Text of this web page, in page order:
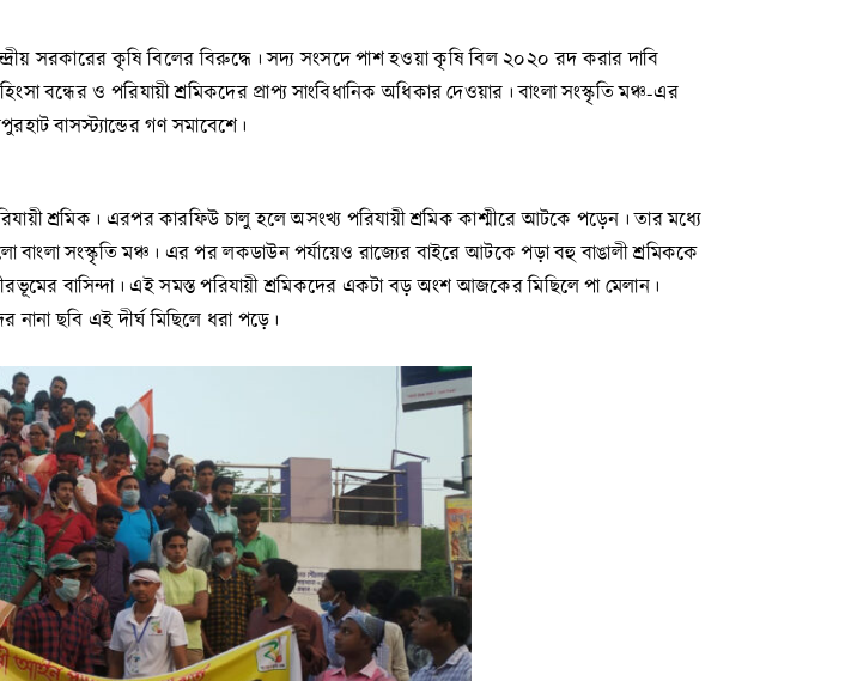
সরকারের কৃষি বিলের বিরুদ্ধে। সদ্য সংসদে পাশ হওয়া কৃষি বিল ২০২০ রদ করার দাবি
বন্ধের ও পরিযায়ী শ্রমিকদের প্রাপ্য সাংবিধানিক অধিকার দেওয়ার। বাংলা সংস্কৃতি মঞ্চ-এর
বাসস্ট্যান্ডের গণ সমাবেশে।
শ্রমিক। এরপর কারফিউ চালু হলে অসংখ্য পরিযায়ী শ্রমিক কাশ্মীরে আটকে পড়েন। তার মধ্যে
সংস্কৃতি মঞ্চ। এর পর লকডাউন পর্যায়েও রাজ্যের বাইরে আটকে পড়া বহু বাঙালী শ্রমিককে
বাসিন্দা। এই সমস্ত পরিযায়ী শ্রমিকদের একটা বড় অংশ আজকের মিছিলে পা মেলান।
নানা ছবি এই দীর্ঘ মিছিলে ধরা পড়ে।